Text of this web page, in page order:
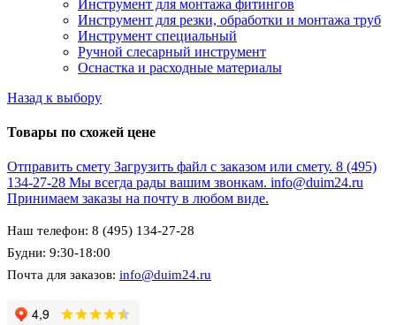
Инструмент для монтажа фитингов
Инструмент для резки, обработки и монтажа труб
Инструмент специальный
Ручной слесарный инструмент
Оснастка и расходные материалы
Назад к выбору
Товары по схожей цене
Отправить смету Загрузить файл с заказом или смету. 8 (495)
134-27-28 Мы всегда рады вашим звонкам. info@duim24.ru
Принимаем заказы на почту в любом виде.
Наш телефон: 8 (495) 134-27-28
Будни: 9:30-18:00
Почта для заказов: info@duim24.ru